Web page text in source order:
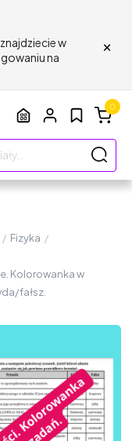
w
na
×
0
/ Fizyka /
Kolorowanka w
fałsz.